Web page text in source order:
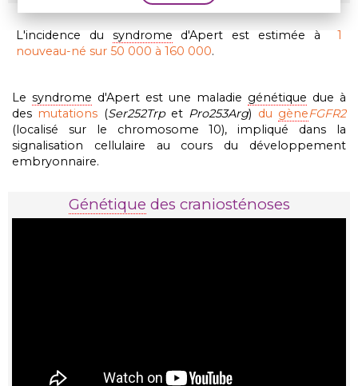
L'incidence du syndrome d'Apert est estimée à
1
nouveau-né sur 50 000 à 160 000.
Le syndrome d'Apert est une maladie génétique due à
des mutations (Ser252Trpet Pro253Arg) du gèneFGFR2
(localisé sur le chromosome 10), impliqué dans la
signalisation cellulaire au cours du développement
embryonnaire.
Génétique des craniosténoses